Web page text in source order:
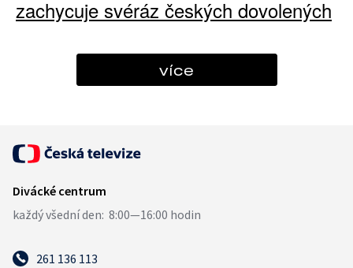
zachycuje svéráz českých dovolených
více
261 136 113